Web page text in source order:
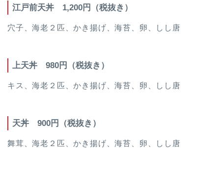
江戸前天丼 1,200円（税抜き）
穴子、海老２匹、かき揚げ、海苔、卵、しし唐
上天丼 980円（税抜き）
キス、海老２匹、かき揚げ、海苔、卵、しし唐
天丼 900円（税抜き）
舞茸、海老２匹、かき揚げ、海苔、卵、しし唐